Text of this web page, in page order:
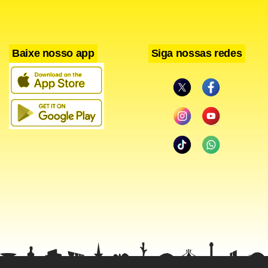
refinanciamento de dívidas previdenciárias dos municípios,
Baixe nosso app Siga nossas redes